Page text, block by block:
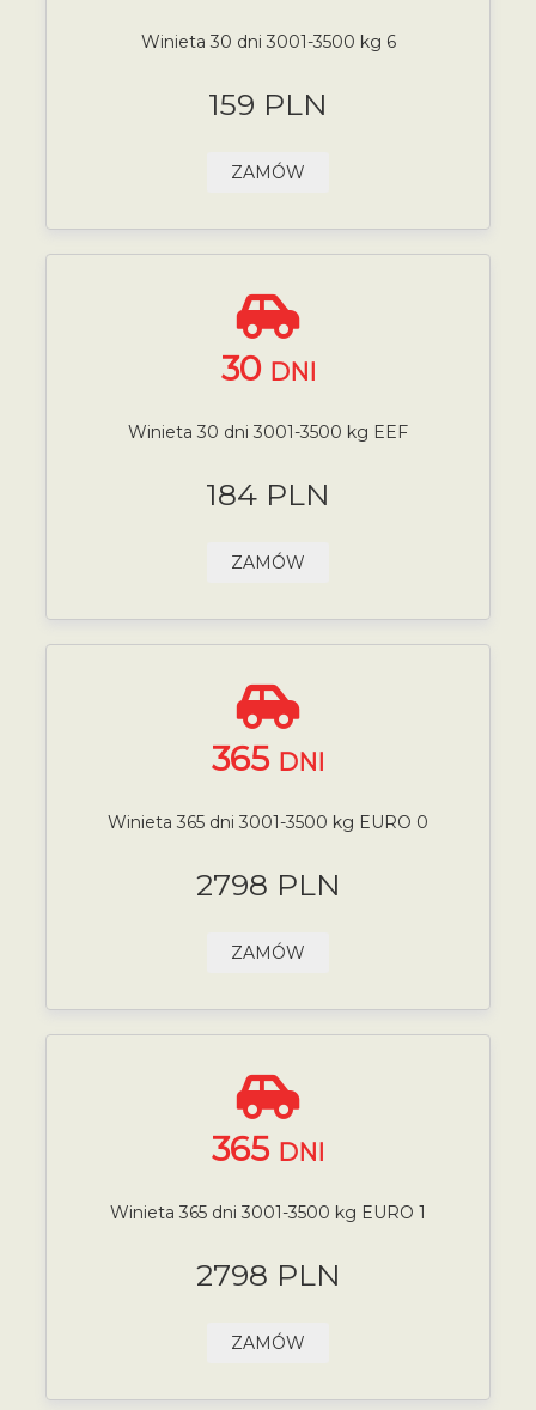
Winieta 30 dni 3001-3500 kg 6
159 PLN
ZAMÓW
30 DNI
Winieta 30 dni 3001-3500 kg EEF
184 PLN
ZAMÓW
365 DNI
Winieta 365 dni 3001-3500 kg EURO 0
2798 PLN
ZAMÓW
365 DNI
Winieta 365 dni 3001-3500 kg EURO 1
2798 PLN
ZAMÓW